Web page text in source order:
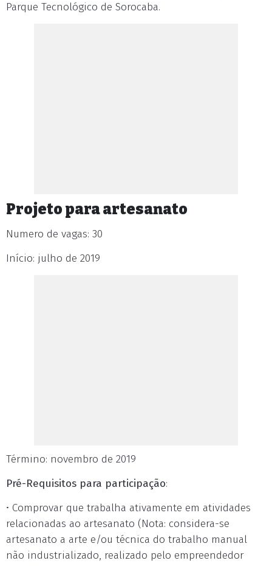
Parque Tecnológico de Sorocaba.
Projeto para artesanato
Numero de vagas: 30
Início: julho de 2019
Término: novembro de 2019
Pré-Requisitos para participação:
• Comprovar que trabalha ativamente em atividades
relacionadas ao artesanato (Nota: considera-se
artesanato a arte e/ou técnica do trabalho manual
não industrializado, realizado pelo empreendedor